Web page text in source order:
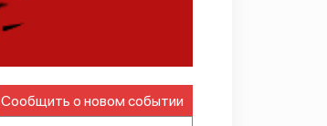
Сообщить о новом событии